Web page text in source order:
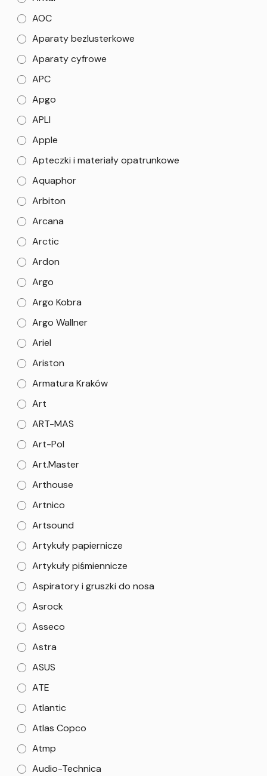
AOC
Aparaty bezlusterkowe
Aparaty cyfrowe
APC
Apgo
APLI
Apple
Apteczki i materiały opatrunkowe
Aquaphor
Arbiton
Arcana
Arctic
Ardon
Argo
Argo Kobra
Argo Wallner
Ariel
Ariston
Armatura Kraków
Art
ART-MAS
Art-Pol
Art.Master
Arthouse
Artnico
Artsound
Artykuły papiernicze
Artykuły piśmiennicze
Aspiratory i gruszki do nosa
Asrock
Asseco
Astra
ASUS
ATE
Atlantic
Atlas Copco
Atmp
Audio-Technica